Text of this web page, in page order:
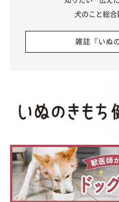
犬のこと総合
雑誌『いぬ